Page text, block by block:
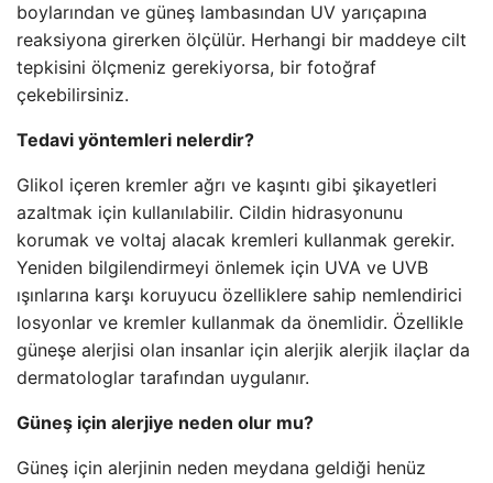
boylarından ve güneş lambasından UV yarıçapına
reaksiyona girerken ölçülür. Herhangi bir maddeye cilt
tepkisini ölçmeniz gerekiyorsa, bir fotoğraf
çekebilirsiniz.
Tedavi yöntemleri nelerdir?
Glikol içeren kremler ağrı ve kaşıntı gibi şikayetleri
azaltmak için kullanılabilir. Cildin hidrasyonunu
korumak ve voltaj alacak kremleri kullanmak gerekir.
Yeniden bilgilendirmeyi önlemek için UVA ve UVB
ışınlarına karşı koruyucu özelliklere sahip nemlendirici
losyonlar ve kremler kullanmak da önemlidir. Özellikle
güneşe alerjisi olan insanlar için alerjik alerjik ilaçlar da
dermatologlar tarafından uygulanır.
Güneş için alerjiye neden olur mu?
Güneş için alerjinin neden meydana geldiği henüz